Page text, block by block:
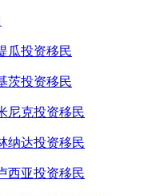
瓜投资移民
茨投资移民
尼克投资移民
纳达投资移民
西亚投资移民